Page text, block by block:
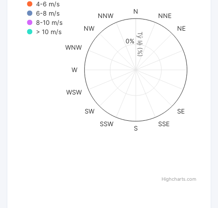
Tỷ lệ (%)
4-6 m/s
6-8 m/s
8-10 m/s
> 10 m/s
N
NNE
NE
SE
SSE
S
SSW
SW
WSW
W
WNW
NW
NNW
0%
Highcharts.com